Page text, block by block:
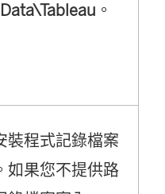
。
裝程式記錄檔案
如果您不提供路